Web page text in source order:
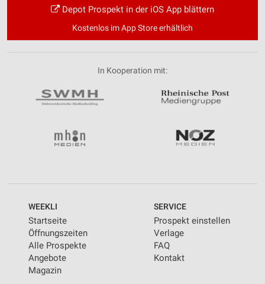
Depot Prospekt in der iOS App blättern
Kostenlos im App Store erhältlich
In Kooperation mit:
WEEKLI
Startseite
Öffnungszeiten
Alle Prospekte
Angebote
Magazin
SERVICE
Prospekt einstellen
Verlage
FAQ
Kontakt